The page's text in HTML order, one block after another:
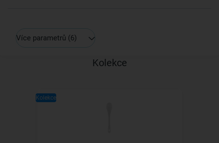
Více parametrů (6)
Kolekce
Kolekce